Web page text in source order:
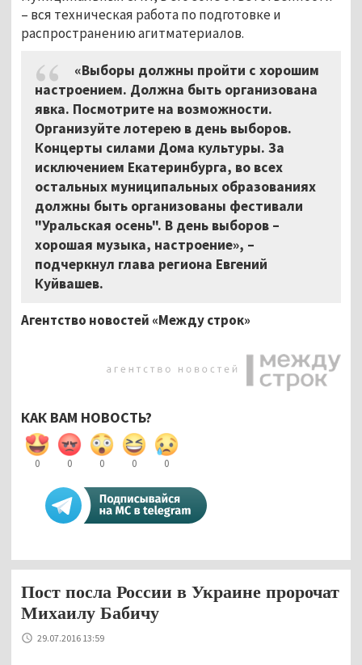
– вся техническая работа по подготовке и
распространению агитматериалов.
«Выборы должны пройти с хорошим
настроением. Должна быть организована
явка. Посмотрите на возможности.
Организуйте лотерею в день выборов.
Концерты силами Дома культуры. За
исключением Екатеринбурга, во всех
остальных муниципальных образованиях
должны быть организованы фестивали
"Уральская осень". В день выборов –
хорошая музыка, настроение», –
подчеркнул глава региона Евгений
Куйвашев.
Агентство новостей «Между строк»
КАК ВАМ НОВОСТЬ?
0 0 0 0 0
Пост посла России в Украине пророчат
Михаилу Бабичу
29.07.2016 13:59